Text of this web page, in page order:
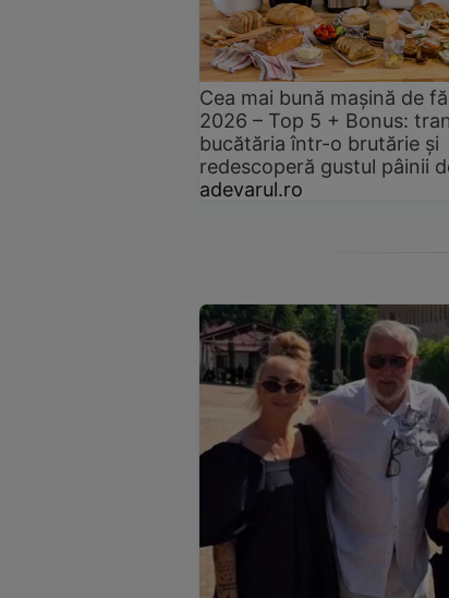
Cea mai bună mașină de
2026 – Top 5 + Bonus:
bucătăria într-o brutărie și
redescoperă gustul pâinii
adevarul.ro